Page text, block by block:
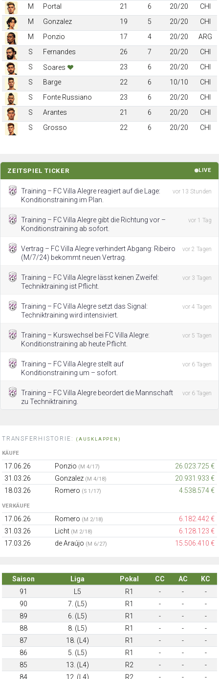
M
Portal 21 6 20/20
CHI
M
Gonzalez 19 5 20/20
CHI
M
Ponzio 17 4 20/20
ARG
S
Fernandes 26 7 20/20
CHI
S
Soares 23 6 20/20
CHI
S
Barge 22 6 10/10
CHI
S
Fonte Russiano 23 6 20/20
CHI
S
Arantes 21 6 20/20
CHI
S
Grosso 22 6 20/20 CHI
ZEITSPIEL TICKER LIVE
Training – FC Villa Alegre reagiert auf die Lage:
Konditionstraining im Plan.
vor 13 Stunden
Training – FC Villa Alegre gibt die Richtung vor –
Konditionstraining ab sofort.
vor 1 Tag
Vertrag – FC Villa Alegre verhindert Abgang: Ribeiro
(M/7/24) bekommt neuen Vertrag.
vor 2 Tagen
Training – FC Villa Alegre lässt keinen Zweifel:
Techniktraining ist Pflicht.
vor 3 Tagen
Training – FC Villa Alegre setzt das Signal:
Techniktraining wird intensiviert.
vor 4 Tagen
Training – Kurswechsel bei FC Villa Alegre:
Konditionstraining ab heute Pflicht.
vor 5 Tagen
Training – FC Villa Alegre stellt auf
Konditionstraining um – sofort.
vor 6 Tagen
Training – FC Villa Alegre beordert die Mannschaft
zu Techniktraining.
vor 6 Tagen
TRANSFERHISTORIE: (AUSKLAPPEN)
KÄUFE
17.06.26 Ponzio (M 4/17)
26.023.725 €
31.03.26
Gonzalez (M 4/18)
20.931.933 €
18.03.26
Romero (S 1/17) 4.538.574 €
VERKÄUFE
17.06.26 Romero (M 2/18)
6.182.442 €
31.03.26
Licht (M 2/18)
6.128.123 €
17.03.26
de Araújo (M 6/27) 15.506.410 €
Saison Liga Pokal CC AC
KC
91
L5 R1 - -
-
90
7. (L5) R1 - -
-
89
6. (L5) R1 - -
-
88
8. (L5) R1 - -
-
87
18. (L4) R1 - -
-
86
5. (L5) R1 - -
-
85
13. (L4) R2 - -
-
84
12. (L4) R2 - - -